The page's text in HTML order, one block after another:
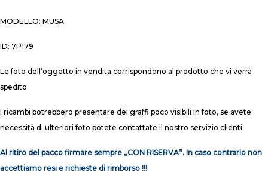
MODELLO: MUSA
ID: 7P179
Le foto dell’oggetto in vendita corrispondono al prodotto che vi verrà
spedito.
I ricambi potrebbero presentare dei graffi poco visibili in foto, se avete
necessità di ulteriori foto potete contattate il nostro servizio clienti.
Al ritiro del pacco firmare sempre ,,CON RISERVA”. In caso contrario non
accettiamo resi e richieste di rimborso !!!